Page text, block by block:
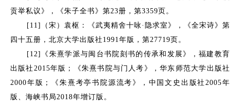
贡举私议》，《朱子全书》第23册，第3359页。
[11]（宋）袁枢：《武夷精舍十咏·隐求室》，《全宋诗》第
四十五册，北京大学出版社1991年版，第27719页。
[12]《朱熹学派与闽台书院刻书的传承和发展》，福建教育
出版社2015年版；《朱熹书院与门人考》，华东师范大学出版社
2000年版；《朱熹考亭书院源流考》，中国文史出版社2005年
版、海峡书局2018年增订版。